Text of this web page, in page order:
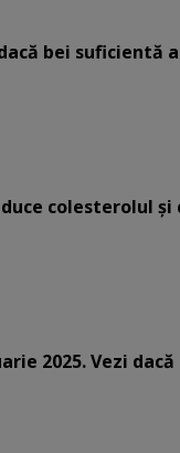
bei suficientă
colesterolul și
2025. Vezi